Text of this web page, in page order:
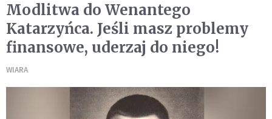
Modlitwa do Wenantego
Katarzyńca. Jeśli masz problemy
finansowe, uderzaj do niego!
WIARA